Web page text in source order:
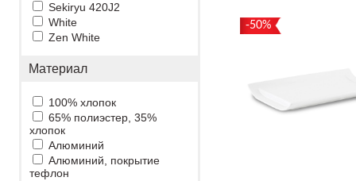
Sekiryu 420J2
White
Zen White
Материал
100% хлопок
65% полиэстер, 35%
хлопок
Алюминий
Алюминий, покрытие
тефлон
-50%